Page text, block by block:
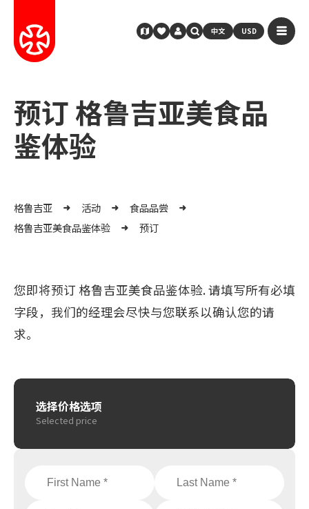
中文 USD
预订 格鲁吉亚美食品
鉴体验
格鲁吉亚 活动
食品品尝
格鲁吉亚美食品鉴体验
预订
您即将预订 格鲁吉亚美食品鉴体验. 请填写所有必填
字段，我们的经理会尽快与您联系以确认您的请
求。
选择价格选项
Selected price